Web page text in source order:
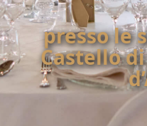
presso le
Castello